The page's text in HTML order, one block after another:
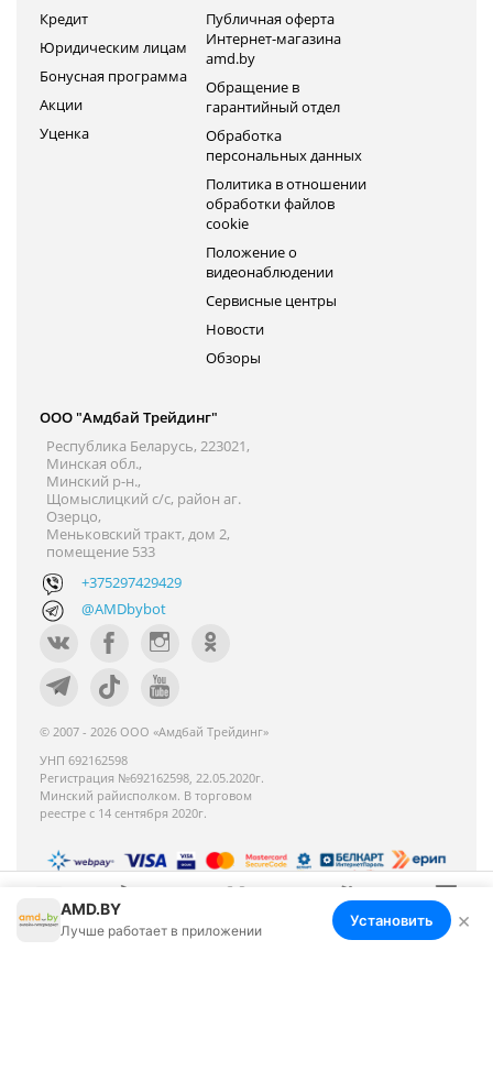
Меню Корзина Избранное Сравнение Войти
Кредит
Юридическим лицам
Бонусная программа
Акции
Уценка
Публичная оферта
Интернет-магазина
amd.by
Обращение в
гарантийный отдел
Обработка
персональных данных
Политика в отношении
обработки файлов
cookie
Положение о
видеонаблюдении
Сервисные центры
Новости
Обзоры
ООО "Амдбай Трейдинг"
Республика Беларусь, 223021,
Минская обл.,
Минский р-н.,
Щомыслицкий с/с, район аг.
Озерцо,
Меньковский тракт, дом 2,
помещение 533
+375297429429
@AMDbybot
© 2007 - 2026 ООО «Амдбай Трейдинг»
УНП 692162598
Регистрация №692162598, 22.05.2020г.
Минский райисполком. В торговом
реестре с 14 сентября 2020г.
Номер телефона работников местных
исполнительных и распорядительных органов по
AMD.BY
Лучше работает в приложении
Установить ×